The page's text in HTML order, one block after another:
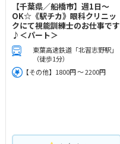
【千葉県／船橋市】週1日～
OK☆《駅チカ》眼科クリニッ
クにて視能訓練士のお仕事です
♪＜パート＞
東葉高速鉄道「北習志野駅」
（徒歩1分）
【その他】1800円 ～ 2200円